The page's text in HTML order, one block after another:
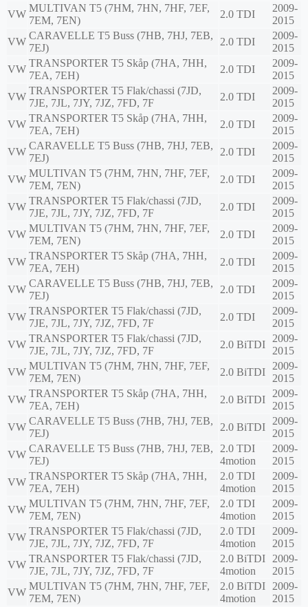
VW
MULTIVAN T5 (7HM, 7HN, 7HF, 7EF,
7EM, 7EN)
2.0 TDI
2009-
2015
VW
CARAVELLE T5 Buss (7HB, 7HJ, 7EB,
7EJ)
2.0 TDI
2009-
2015
VW
TRANSPORTER T5 Skåp (7HA, 7HH,
7EA, 7EH)
2.0 TDI
2009-
2015
VW
TRANSPORTER T5 Flak/chassi (7JD,
7JE, 7JL, 7JY, 7JZ, 7FD, 7F
2.0 TDI
2009-
2015
VW
TRANSPORTER T5 Skåp (7HA, 7HH,
7EA, 7EH)
2.0 TDI
2009-
2015
VW
CARAVELLE T5 Buss (7HB, 7HJ, 7EB,
7EJ)
2.0 TDI
2009-
2015
VW
MULTIVAN T5 (7HM, 7HN, 7HF, 7EF,
7EM, 7EN)
2.0 TDI
2009-
2015
VW
TRANSPORTER T5 Flak/chassi (7JD,
7JE, 7JL, 7JY, 7JZ, 7FD, 7F
2.0 TDI
2009-
2015
VW
MULTIVAN T5 (7HM, 7HN, 7HF, 7EF,
7EM, 7EN)
2.0 TDI
2009-
2015
VW
TRANSPORTER T5 Skåp (7HA, 7HH,
7EA, 7EH)
2.0 TDI
2009-
2015
VW
CARAVELLE T5 Buss (7HB, 7HJ, 7EB,
7EJ)
2.0 TDI
2009-
2015
VW
TRANSPORTER T5 Flak/chassi (7JD,
7JE, 7JL, 7JY, 7JZ, 7FD, 7F
2.0 TDI
2009-
2015
VW
TRANSPORTER T5 Flak/chassi (7JD,
7JE, 7JL, 7JY, 7JZ, 7FD, 7F
2.0 BiTDI
2009-
2015
VW
MULTIVAN T5 (7HM, 7HN, 7HF, 7EF,
7EM, 7EN)
2.0 BiTDI
2009-
2015
VW
TRANSPORTER T5 Skåp (7HA, 7HH,
7EA, 7EH)
2.0 BiTDI
2009-
2015
VW
CARAVELLE T5 Buss (7HB, 7HJ, 7EB,
7EJ)
2.0 BiTDI
2009-
2015
VW
CARAVELLE T5 Buss (7HB, 7HJ, 7EB,
7EJ)
2.0 TDI
4motion
2009-
2015
VW
TRANSPORTER T5 Skåp (7HA, 7HH,
7EA, 7EH)
2.0 TDI
4motion
2009-
2015
VW
MULTIVAN T5 (7HM, 7HN, 7HF, 7EF,
7EM, 7EN)
2.0 TDI
4motion
2009-
2015
VW
TRANSPORTER T5 Flak/chassi (7JD,
7JE, 7JL, 7JY, 7JZ, 7FD, 7F
2.0 TDI
4motion
2009-
2015
VW
TRANSPORTER T5 Flak/chassi (7JD,
7JE, 7JL, 7JY, 7JZ, 7FD, 7F
2.0 BiTDI
4motion
2009-
2015
VW
MULTIVAN T5 (7HM, 7HN, 7HF, 7EF,
7EM, 7EN)
2.0 BiTDI
4motion
2009-
2015